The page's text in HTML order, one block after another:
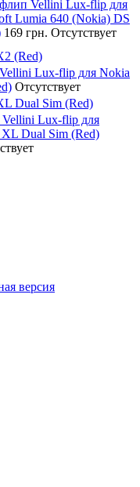
Vellini Lux-flip для
Lumia 640 (Nokia) DS
169 грн. Отсутствует
(Red)
Lux-flip для Nokia
Отсутствует
Dual Sim (Red)
Vellini Lux-flip для
Dual Sim (Red)
версия